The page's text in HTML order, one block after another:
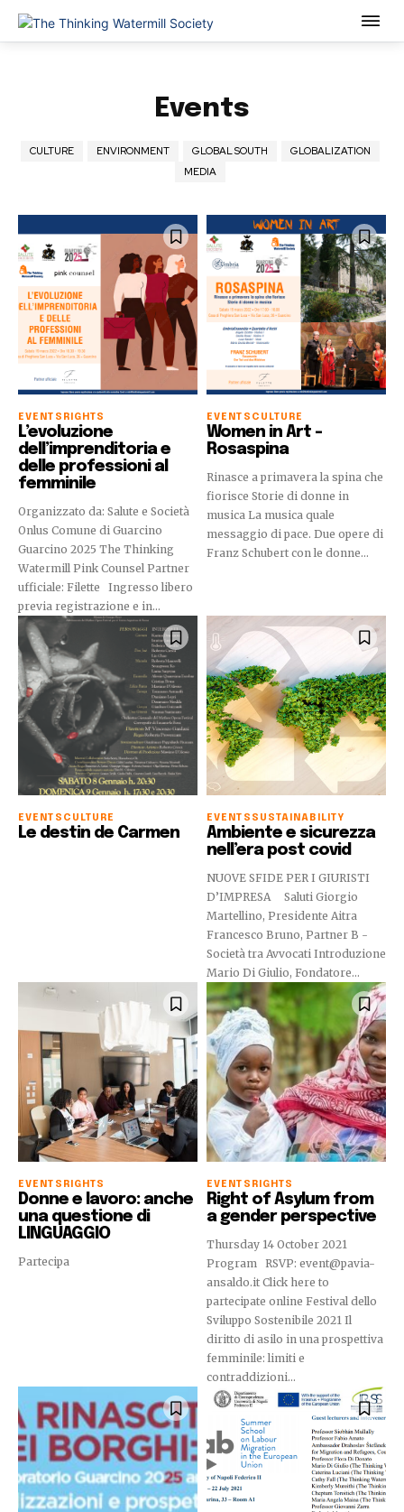
Events
CULTURE ENVIRONMENT GLOBAL SOUTH
GLOBALIZATION
MEDIA
EVENTS RIGHTS
L’evoluzione
dell’imprenditoria e
delle professioni al
femminile
Organizzato da: Salute e Società
Onlus Comune di Guarcino
Guarcino 2025 The Thinking
Watermill Pink Counsel Partner
ufficiale: Filette Ingresso libero
previa registrazione e in...
EVENTS CULTURE
Women in Art –
Rosaspina
Rinasce a primavera la spina che
fiorisce Storie di donne in
musica La musica quale
messaggio di pace. Due opere di
Franz Schubert con le donne...
EVENTS CULTURE
Le destin de Carmen
EVENTS SUSTAINABILITY
Ambiente e sicurezza
nell’era post covid
NUOVE SFIDE PER I GIURISTI
D’IMPRESA Saluti Giorgio
Martellino, Presidente Aitra
Francesco Bruno, Partner B -
Società tra Avvocati Introduzione
Mario Di Giulio, Fondatore...
EVENTS RIGHTS
Donne e lavoro: anche
una questione di
LINGUAGGIO
Partecipa
EVENTS RIGHTS
Right of Asylum from
a gender perspective
Thursday 14 October 2021
Program RSVP: event@pavia-
ansaldo.it Click here to
partecipate online Festival dello
Sviluppo Sostenibile 2021 Il
diritto di asilo in una prospettiva
femminile: limiti e
contraddizioni...